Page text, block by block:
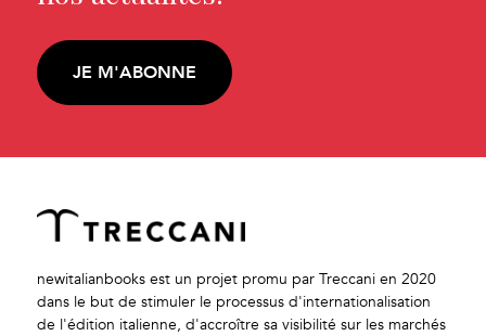
JE M'ABONNE
newitalianbooks est un projet promu par Treccani en 2020
dans le but de stimuler le processus d'internationalisation
de l'édition italienne, d'accroître sa visibilité sur les marchés